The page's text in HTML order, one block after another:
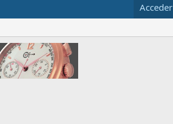
Acceder